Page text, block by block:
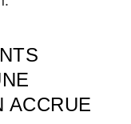
ACCRUE